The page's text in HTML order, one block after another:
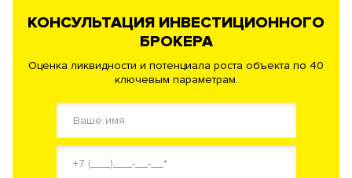
КОНСУЛЬТАЦИЯ ИНВЕСТИЦИОННОГО
БРОКЕРА
Оценка ликвидности и потенциала роста объекта по 40
ключевым параметрам.